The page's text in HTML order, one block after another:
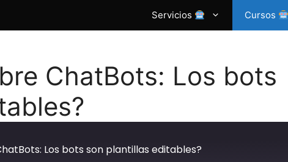
Servicios Cursos
ChatBots: Los bots
Los bots son plantillas editables?